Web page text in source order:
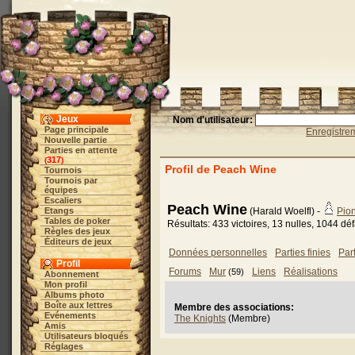
Jeux
Page principale
Nouvelle partie
Parties en attente
(317)
Tournois
Tournois par
équipes
Escaliers
Etangs
Tables de poker
Règles des jeux
Éditeurs de jeux
Profil
Abonnement
Mon profil
Albums photo
Boîte aux lettres
Evénements
Amis
Utilisateurs bloqués
Réglages
Nom d'utilisateur:
Profil de Peach Wine
Peach Wine (Harald Woelfl) -
Résultats: 433 victoires, 13 nulles, 1044
Données personnelles Parties finies
Forums
Mur (59) Liens Réalisations
Membre des associations:
The Knights (Membre)